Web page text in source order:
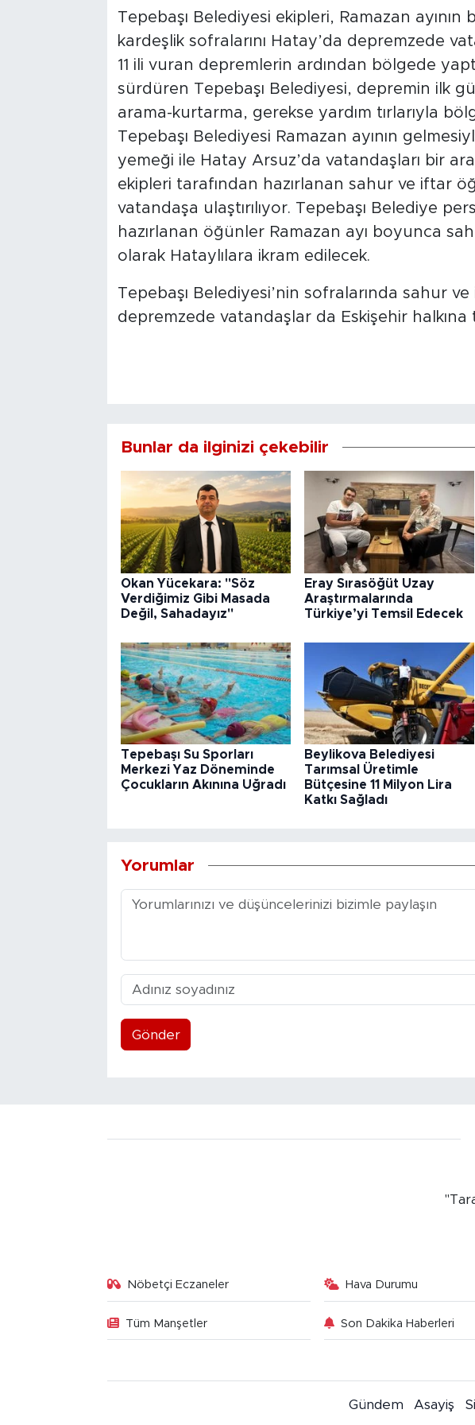
Tepebaşı Belediyesi ekipleri, Ramazan ayının
kardeşlik sofralarını Hatay’da depremzede
11 ili vuran depremlerin ardından bölgede
sürdüren Tepebaşı Belediyesi, depremin ilk
arama-kurtarma, gerekse yardım tırlarıyla
Tepebaşı Belediyesi Ramazan ayının
yemeği ile Hatay Arsuz’da vatandaşları bir
ekipleri tarafından hazırlanan sahur ve iftar
vatandaşa ulaştırılıyor. Tepebaşı Belediye
hazırlanan öğünler Ramazan ayı boyunca
olarak Hataylılara ikram edilecek.
Tepebaşı Belediyesi’nin sofralarında sahur
depremzede vatandaşlar da Eskişehir
Bunlar da ilginizi çekebilir
Okan Yücekara: "Söz
Verdiğimiz Gibi Masada
Değil, Sahadayız"
Eray Sırasöğüt Uzay
Araştırmalarında
Türkiye’yi Temsil Edecek
Tepebaşı Su Sporları
Merkezi Yaz Döneminde
Çocukların Akınına Uğradı
Beylikova Belediyesi
Tarımsal Üretimle
Bütçesine 11 Milyon Lira
Katkı Sağladı
Yorumlar
Gönder
Nöbetçi Eczaneler Hava Durumu
Tüm Manşetler Son Dakika Haberleri
Gündem Asayiş